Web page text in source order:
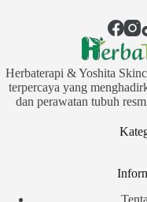
Herbaterapi & Yoshita
terpercaya yang
dan perawatan tubuh